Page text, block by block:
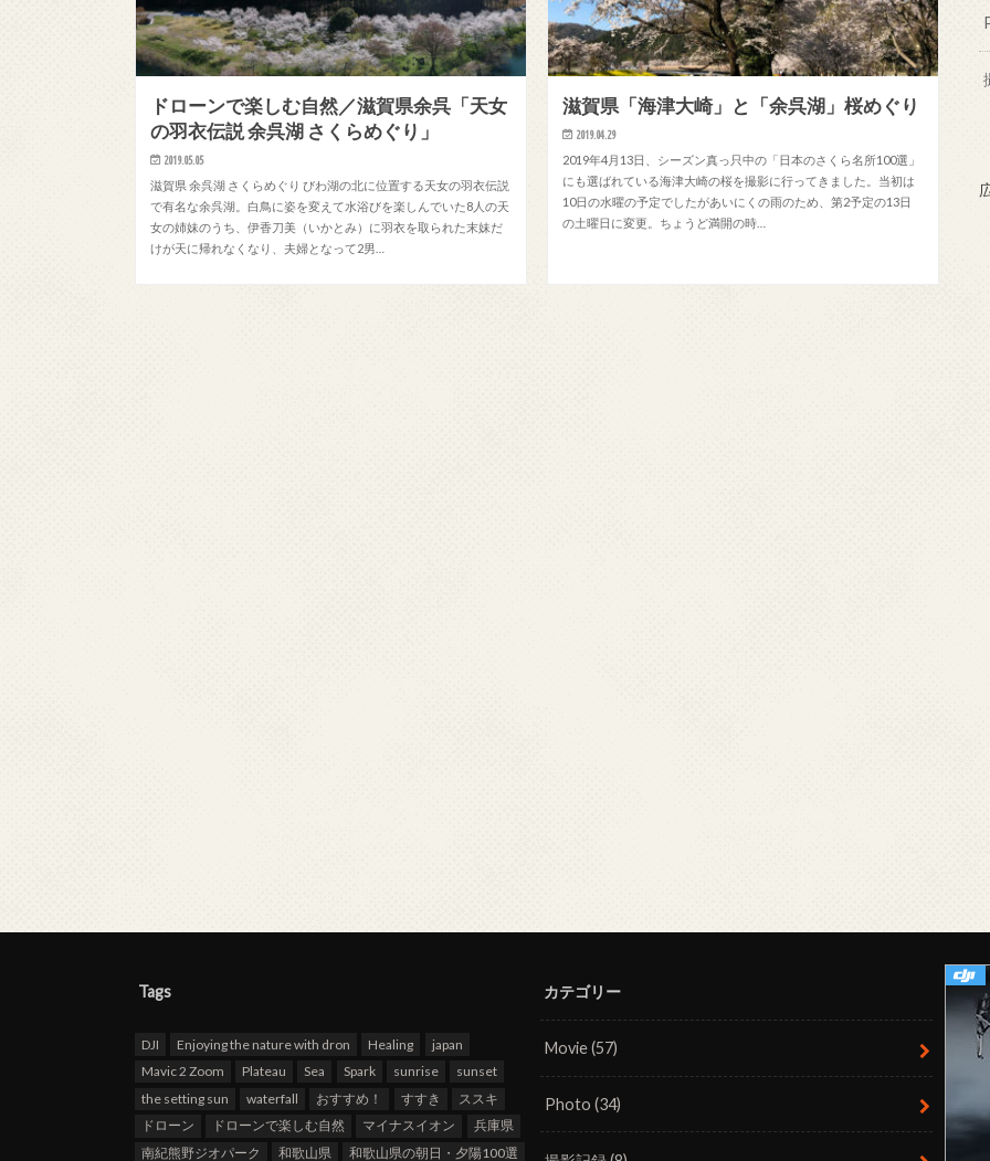
ドローンで楽しむ自然／滋賀県余呉「天女
の羽衣伝説 余呉湖 さくらめぐり」
2019.05.05
滋賀県 余呉湖 さくらめぐり びわ湖の北に位置する天女の羽衣伝説
で有名な余呉湖。白鳥に姿を変えて水浴びを楽しんでいた8人の天
女の姉妹のうち、伊香刀美（いかとみ）に羽衣を取られた末妹だ
けが天に帰れなくなり、夫婦となって2男…
滋賀県「海津大崎」と「余呉湖」桜めぐり
2019.04.29
2019年4月13日、シーズン真っ只中の「日本のさくら名所100選」
にも選ばれている海津大崎の桜を撮影に行ってきました。当初は
10日の水曜の予定でしたがあいにくの雨のため、第2予定の13日
の土曜日に変更。ちょうど満開の時…
Tags
DJI Enjoying the nature with dron Healing
japan
Mavic 2 Zoom
Plateau Sea Spark sunrise
sunset
the setting sun
waterfall おすすめ！ すすき
ススキ
ドローン
ドローンで楽しむ自然 マイナスイオン
兵庫県
南紀熊野ジオパーク
和歌山県 和歌山県の朝日・夕陽100選
カテゴリー
Movie(57)
Photo (34)